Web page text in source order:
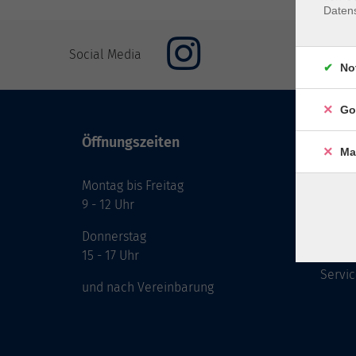
Social Media
Öffnungszeiten
Montag bis Freitag
9 - 12 Uhr
Donnerstag
15 - 17 Uhr
und nach Vereinbarung